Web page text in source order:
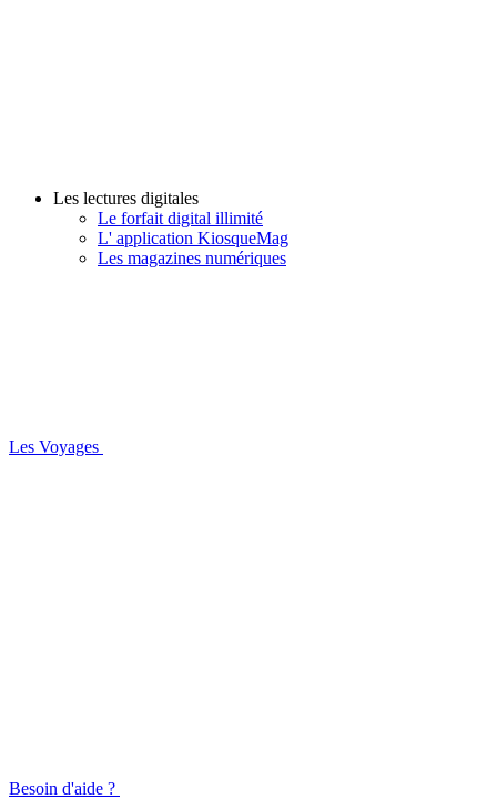
Les lectures digitales
Le forfait digital illimité
L' application KiosqueMag
Les magazines numériques
Les Voyages
Besoin d'aide ?